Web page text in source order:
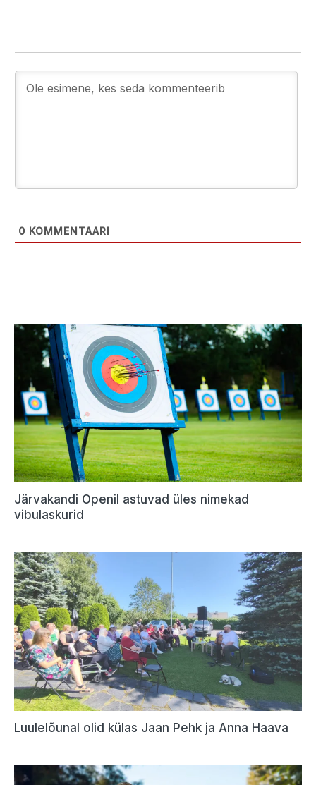
0 KOMMENTAARI
Järvakandi Openil astuvad üles nimekad
vibulaskurid
Luulelõunal olid külas Jaan Pehk ja Anna Haava